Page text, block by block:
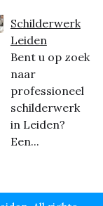
Schilderwerk
Leiden
Bent u op zoek
naar
professioneel
schilderwerk
in Leiden?
Een...